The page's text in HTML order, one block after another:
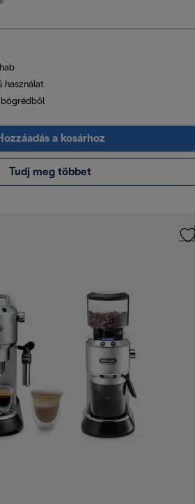
használat
bögrédből
a kosárhoz
Tudj meg többet